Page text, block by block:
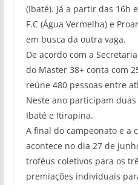
(Ibaté). Já a partir das 16h
F.C (Água Vermelha) e
em busca da outra vaga.
De acordo com a
do Master 38+ conta com
reúne 480 pessoas entre
Neste ano participam
Ibaté e Itirapina.
A final do campeonato e a
acontece no dia 27 de
troféus coletivos para os
premiações individuais